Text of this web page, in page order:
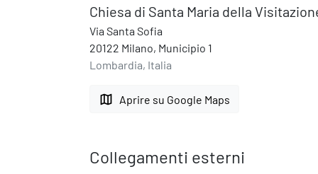
Chiesa di Santa Maria della
Via Santa Sofia
20122 Milano, Municipio 1
Lombardia, Italia
map Aprire su Google Maps
Collegamenti esterni